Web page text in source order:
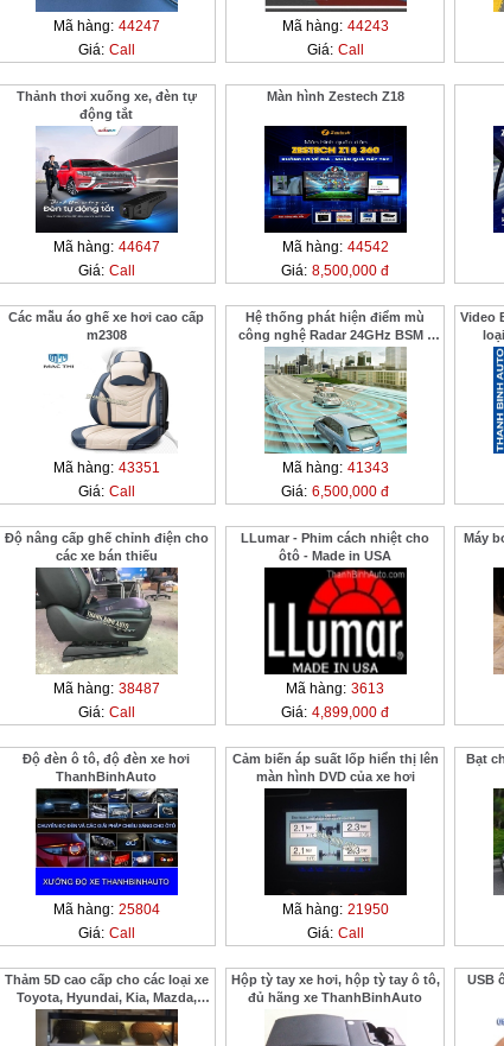
Mã hàng: 44247
Giá: Call
Mã hàng: 44243
Giá: Call
Thảnh thơi xuống xe, đèn tự
động tắt
Mã hàng: 44647
Giá: Call
Màn hình Zestech Z18
Mã hàng: 44542
Giá: 8,500,000 đ
Các mẫu áo ghế xe hơi cao cấp
m2308
Mã hàng: 43351
Giá: Call
Hệ thống phát hiện điểm mù
công nghệ Radar 24GHz BSM -
01M
Mã hàng: 41343
Giá: 6,500,000 đ
Video
Độ nâng cấp ghế chỉnh điện cho
các xe bán thiếu
Mã hàng: 38487
Giá: Call
LLumar - Phim cách nhiệt cho
ôtô - Made in USA
Mã hàng: 3613
Giá: 4,899,000 đ
Máy
Độ đèn ô tô, độ đèn xe hơi
ThanhBinhAuto
Mã hàng: 25804
Giá: Call
Cảm biến áp suất lốp hiển thị lên
màn hình DVD của xe hơi
Mã hàng: 21950
Giá: Call
Bạt
Thảm 5D cao cấp cho các loại xe
Toyota, Hyundai, Kia, Mazda,
Ford
Hộp tỳ tay xe hơi, hộp tỳ tay ô tô,
đủ hãng xe ThanhBinhAuto
USB